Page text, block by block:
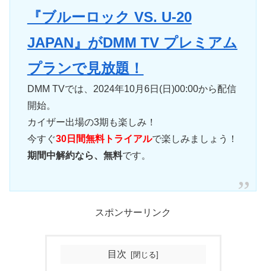
『ブルーロック VS. U-20
JAPAN』がDMM TV プレミアム
プランで見放題！
DMM TVでは、2024年10月6日(日)00:00から配信
開始。
カイザー出場の3期も楽しみ！
今すぐ30日間無料トライアルで楽しみましょう！
期間中解約なら、無料です。
スポンサーリンク
目次